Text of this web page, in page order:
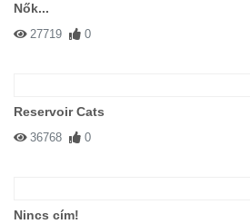
Nők...
27719 0
Reservoir Cats
36768 0
Nincs cím!